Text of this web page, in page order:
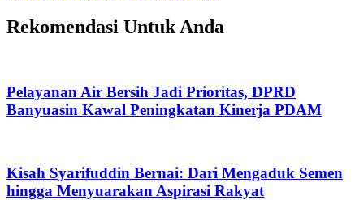
Rekomendasi Untuk Anda
Pelayanan Air Bersih Jadi Prioritas, DPRD
Banyuasin Kawal Peningkatan Kinerja PDAM
Kisah Syarifuddin Bernai: Dari Mengaduk Semen
hingga Menyuarakan Aspirasi Rakyat